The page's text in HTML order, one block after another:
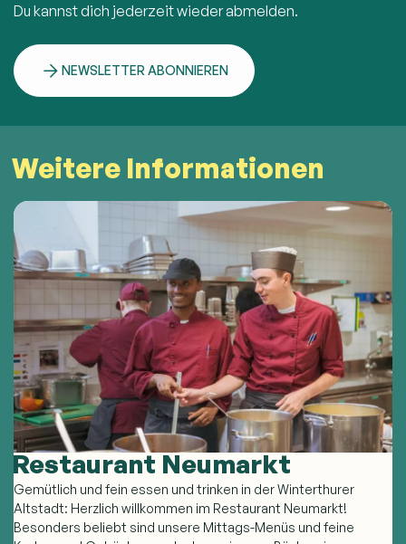
Du kannst dich jederzeit wieder abmelden.
NEWSLETTER ABONNIEREN
Weitere Informationen
Restaurant Neumarkt
Gemütlich und fein essen und trinken in der Winterthurer
Altstadt: Herzlich willkommen im Restaurant Neumarkt!
Besonders beliebt sind unsere Mittags-Menüs und feine